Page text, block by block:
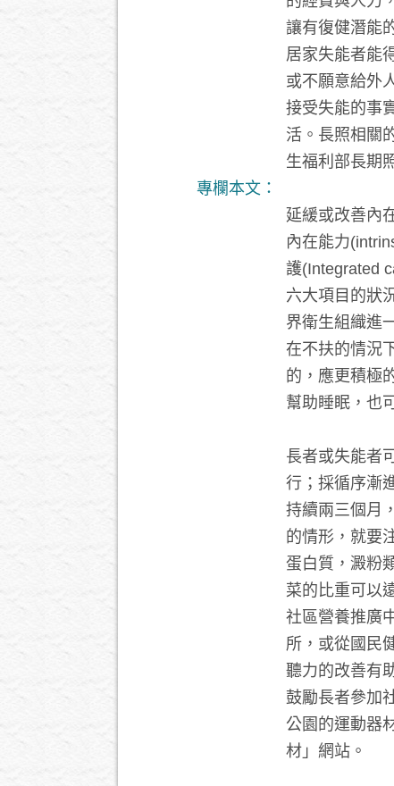
專欄本文：
讓有復健潛能
居家失能者能
或不願意給外
接受失能的事
活。長照相關
生福利部長期
延緩或改善內
內在能力
護(Integrated
六大項目的狀
界衛生組織進
在不扶的情況
的，應更積極
幫助睡眠，也
長者或失能者
行；採循序漸
持續兩三個月
的情形，就要
蛋白質，澱粉
菜的比重可以
社區營養推廣
所，或從國民
聽力的改善有
鼓勵長者參加
公園的運動器
材」網站。